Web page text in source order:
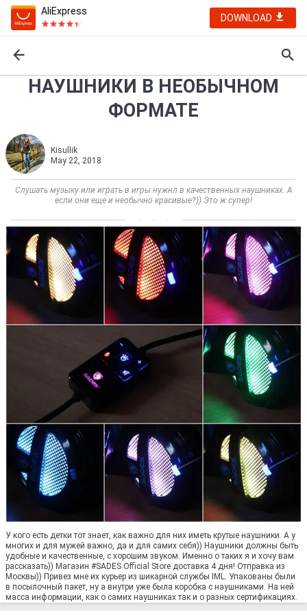
AliExpress
DOWNLOAD
НАУШНИКИ В НЕОБЫЧНОМ
ФОРМАТЕ
Kisullik
May 22, 2018
Слушать музыку или играть в игры нужнл в качественных наушниках. А
если они еще и необычно красивые?)) Это ж супер!
У кого есть детки тот знает, как важно для них иметь крутые наушники. А у
многих и для мужей важно, да и для самих себя)) Наушники должны быть
удобные и качественные, с хорошим звуком. Именно о таких я и хочу вам
рассказать)) Магазин #SADES Official Store доставкa 4 дня! Отправка из
Москвы)) Привез мне их курьер из шикарной службы IML. Упакованы были
в посылочный пакет, ну а внутри уже была коробка с наушниками. На ней
масса информации, как о самих наушниках так и о разных сертификациях.